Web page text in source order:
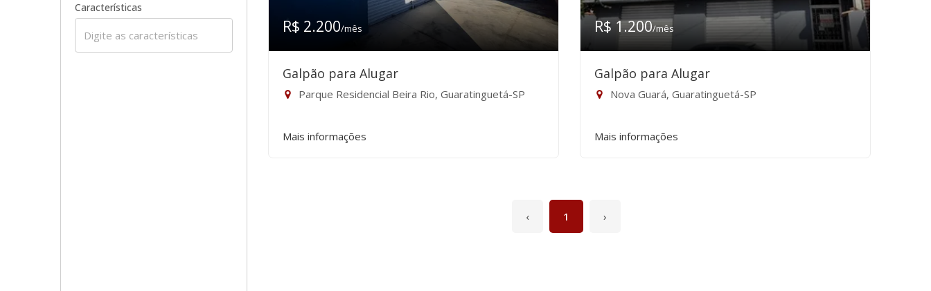
Características
R$ 2.200/mês
Galpão para Alugar
Parque Residencial Beira Rio, Guaratinguetá-SP
Mais informações
R$ 1.200/mês
Galpão para Alugar
Nova Guará, Guaratinguetá-SP
Mais informações
‹ 1 ›